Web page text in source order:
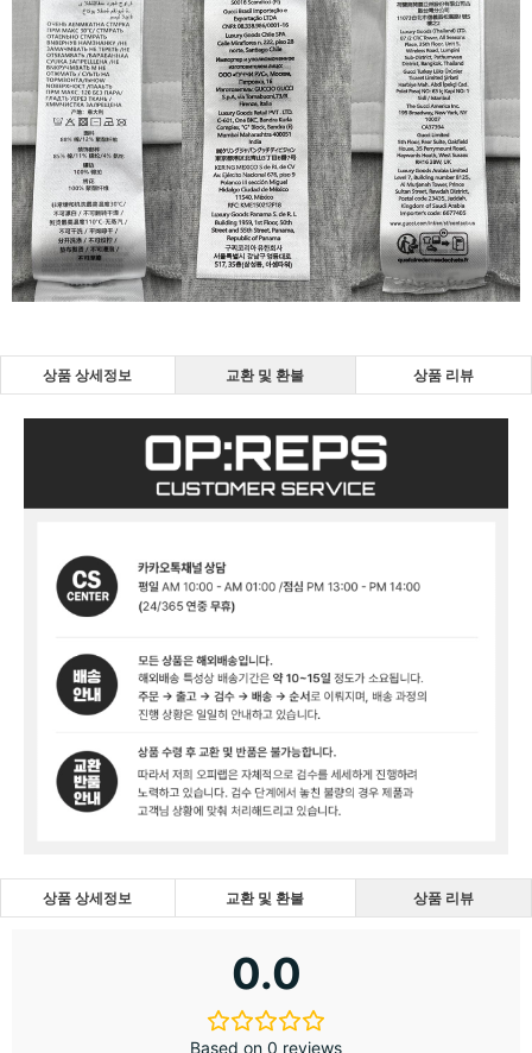
상품 상세정보 교환 및 환불 상품 리뷰
상품 상세정보 교환 및 환불 상품 리뷰
0.0
Based on 0 reviews